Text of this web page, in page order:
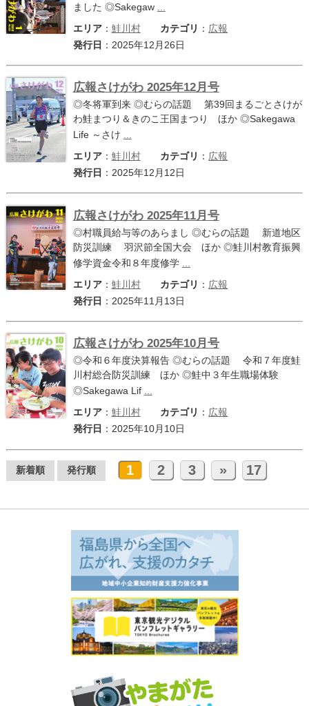
ました ◎Sakegaw
エリア： 鮭川村 カテゴリ ： 広報
発行日 ：2025年12月26日
広報さけがわ 2025年12月号
◎冬将軍到来 ◎むらの話題 第39回まるごとさけが
わ鮭まつり＆きのこ王国まつり ほか ◎Sakegawa
Life ～さけ
エリア： 鮭川村 カテゴリ ： 広報
発行日 ：2025年12月12日
広報さけがわ 2025年11月号
◎村職員給与等のあらまし ◎むらの話題 新道地区
防災訓練 羽沢節全国大会 ほか ◎鮭川村教育振興
修学資金令和８年度修学
エリア： 鮭川村 カテゴリ ： 広報
発行日 ：2025年11月13日
広報さけがわ 2025年10月号
◎令和６年度決算報告 ◎むらの話題 令和７年度鮭
川村総合防災訓練 ほか ◎鮭中３年生職場体験
◎Sakegawa Lif
エリア： 鮭川村 カテゴリ ： 広報
発行日 ：2025年10月10日
1 2 3 » 17